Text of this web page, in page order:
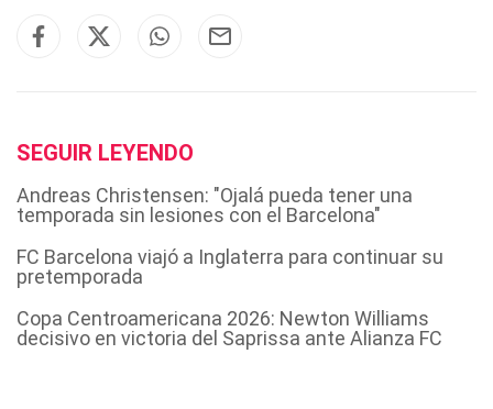
SEGUIR LEYENDO
Andreas Christensen: "Ojalá pueda tener una
temporada sin lesiones con el Barcelona"
FC Barcelona viajó a Inglaterra para continuar su
pretemporada
Copa Centroamericana 2026: Newton Williams
decisivo en victoria del Saprissa ante Alianza FC